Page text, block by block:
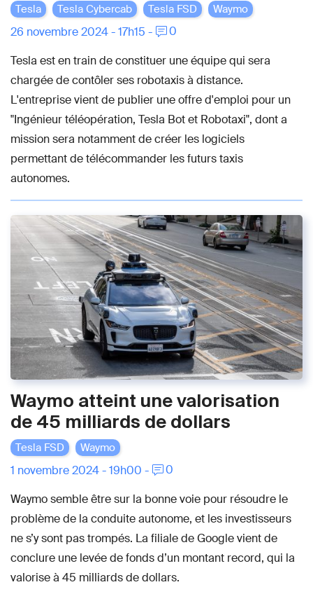
Tesla Tesla Cybercab Tesla FSD Waymo
26 novembre 2024 - 17h15 -
0
Tesla est en train de constituer une équipe qui sera
chargée de contôler ses robotaxis à distance.
L'entreprise vient de publier une offre d'emploi pour un
"Ingénieur téléopération, Tesla Bot et Robotaxi", dont a
mission sera notamment de créer les logiciels
permettant de télécommander les futurs taxis
autonomes.
Waymo atteint une valorisation
de 45 milliards de dollars
Tesla FSD Waymo
1 novembre 2024 - 19h00 -
0
Waymo semble être sur la bonne voie pour résoudre le
problème de la conduite autonome, et les investisseurs
ne s’y sont pas trompés. La filiale de Google vient de
conclure une levée de fonds d’un montant record, qui la
valorise à 45 milliards de dollars.